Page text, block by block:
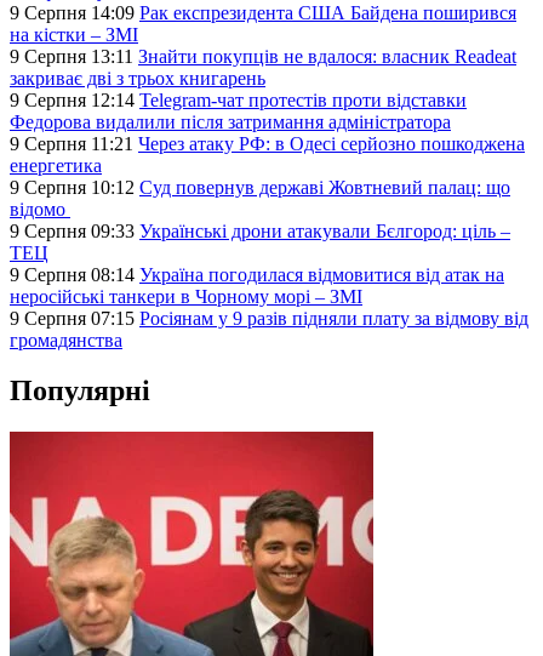
9 Серпня 14:09 Рак експрезидента США Байдена поширився
на кістки – ЗМІ
9 Серпня 13:11 Знайти покупців не вдалося: власник Readeat
закриває дві з трьох книгарень
9 Серпня 12:14 Telegram-чат протестів проти відставки
Федорова видалили після затримання адміністратора
9 Серпня 11:21 Через атаку РФ: в Одесі серйозно пошкоджена
енергетика
9 Серпня 10:12 Суд повернув державі Жовтневий палац: що
відомо
9 Серпня 09:33 Українські дрони атакували Бєлгород: ціль –
ТЕЦ
9 Серпня 08:14 Україна погодилася відмовитися від атак на
неросійські танкери в Чорному морі – ЗМІ
9 Серпня 07:15 Росіянам у 9 разів підняли плату за відмову від
громадянства
Популярні